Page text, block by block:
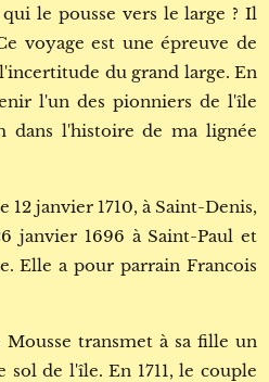
le pousse vers le large ? Il
voyage est une épreuve de
du grand large. En
l'un des pionniers de l'île
dans l'histoire de ma lignée
janvier 1710, à Saint-Denis,
janvier 1696 à Saint-Paul et
Elle a pour parrain Francois
transmet à sa fille un
de l'île. En 1711, le couple